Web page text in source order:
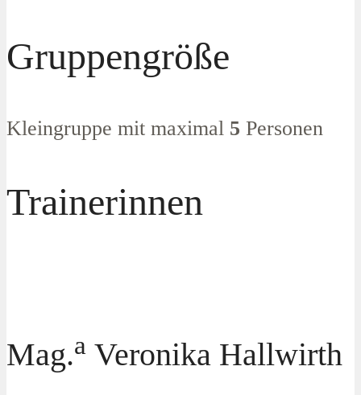
Gruppengröße
Kleingruppe mit maximal 5 Personen
Trainerinnen
Mag.a Veronika Hallwirth